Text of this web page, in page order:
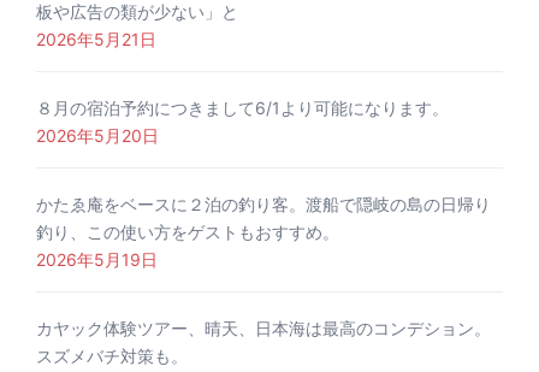
板や広告の類が少ない」と
2026年5月21日
８月の宿泊予約につきまして6/1より可能になります。
2026年5月20日
かたゑ庵をベースに２泊の釣り客。渡船で隠岐の島の日帰り
釣り、この使い方をゲストもおすすめ。
2026年5月19日
カヤック体験ツアー、晴天、日本海は最高のコンデション。
スズメバチ対策も。